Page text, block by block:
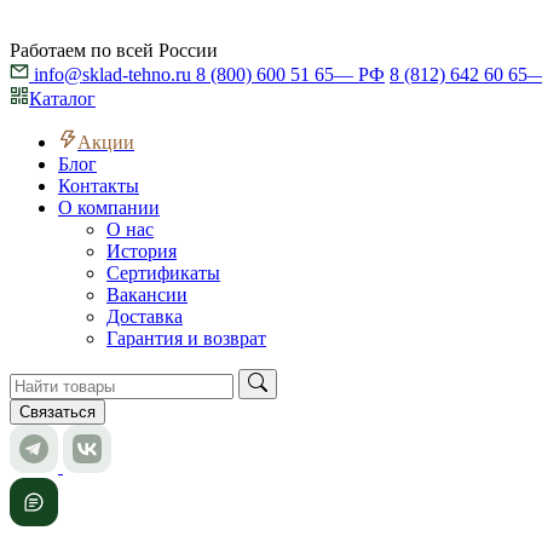
Работаем по всей России
info@sklad-tehno.ru 8 (800) 600 51 65— РФ 8 (812) 642 60 65—
Каталог
Акции
Блог
Контакты
О компании
О нас
История
Сертификаты
Вакансии
Доставка
Гарантия и возврат
Связаться